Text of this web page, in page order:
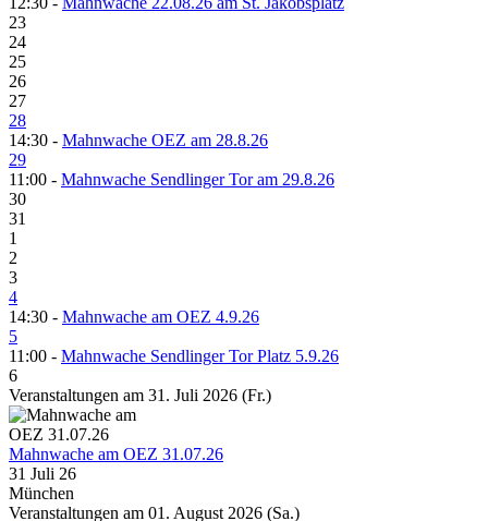
23
24
25
26
27
28
14:30 - Mahnwache OEZ am 28.8.26
29
11:00 - Mahnwache Sendlinger Tor am 29.8.26
30
31
1
2
3
4
14:30 - Mahnwache am OEZ 4.9.26
5
11:00 - Mahnwache Sendlinger Tor Platz 5.9.26
6
Veranstaltungen am 31. Juli 2026 (Fr.)
Mahnwache am OEZ 31.07.26
31 Juli 26
München
Veranstaltungen am 01. August 2026 (Sa.)